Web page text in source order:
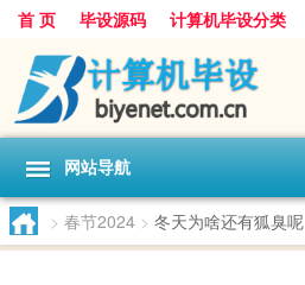
首 页 毕设源码 计算机毕设分类
网站导航
> 春节2024 > 冬天为啥还有狐臭呢